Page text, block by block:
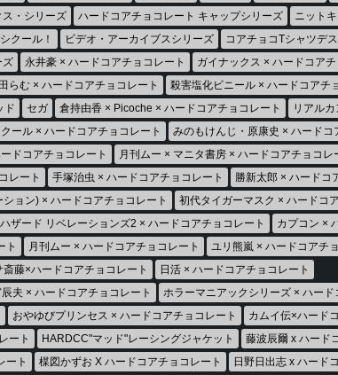
・シリーズ ハードコアチョコレート キャップシリーズ
ニット
クール！ ビデオ・アーカイブスシリーズ
コアチョコTシャツデ
ズ 永井豪 × ハードコアチョコレート
ガイナックス × ハードコアチ
らむ × ハードコアチョコレート 殺害塩化ビニール × ハードコアチ
ド セガ 倉持由香 × Picoche × ハードコアチョコレート
リアル
ール × ハードコアチョコレート
みのもけんじ・原康史 × ハードコ
ドコアチョコレート
月刊ムー × マニタ書房 × ハードコアチョコレ
レート 手塚治虫 × ハードコアチョコレート
勝新太郎 × ハードコ
ョン) × ハードコアチョコレート
初代タイガーマスク × ハードコ
ザード リベレーションズ2 × ハードコアチョコレート
カプコン ×
ト 月刊ムー × ハードコアチョコレート
ユリ熊嵐 × ハードコアチ
斎藤×ハードコアチョコレート
日活 × ハードコアチョコレート
夫 × ハードコアチョコレート
ホラーマニアックシリーズ × ハード
おやゆびプリンセス × ハードコアチョコレート
カムイ伝×ハード
ート HARDCC"マッド"レーシングジャケット
藤波辰爾 x ハード
ート 楳図かずお X ハードコアチョコレート
日野日出志 x ハード